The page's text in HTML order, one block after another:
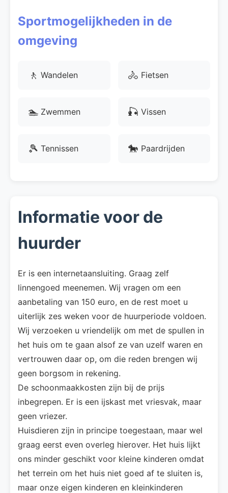
Sportmogelijkheden in de
omgeving
🚶 Wandelen 🚴 Fietsen
🏊 Zwemmen 🎣 Vissen
🎾 Tennissen 🐎 Paardrijden
Informatie voor de
huurder
Er is een internetaansluiting. Graag zelf
linnengoed meenemen. Wij vragen om een
aanbetaling van 150 euro, en de rest moet u
uiterlijk zes weken voor de huurperiode voldoen.
Wij verzoeken u vriendelijk om met de spullen in
het huis om te gaan alsof ze van uzelf waren en
vertrouwen daar op, om die reden brengen wij
geen borgsom in rekening.
De schoonmaakkosten zijn bij de prijs
inbegrepen. Er is een ijskast met vriesvak, maar
geen vriezer.
Huisdieren zijn in principe toegestaan, maar wel
graag eerst even overleg hierover. Het huis lijkt
ons minder geschikt voor kleine kinderen omdat
het terrein om het huis niet goed af te sluiten is,
maar onze eigen kinderen en kleinkinderen